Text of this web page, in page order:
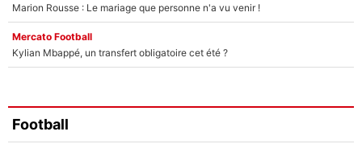
Marion Rousse : Le mariage que personne n'a vu venir !
Mercato Football
Kylian Mbappé, un transfert obligatoire cet été ?
Football